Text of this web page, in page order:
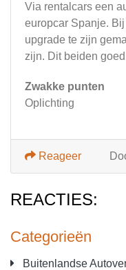
Categorieën
Buitenlandse
Via rentalcars een
europcar Spanje.
upgrade te zijn
zijn. Dit beiden
Zwakke punten
Oplichting
Reageer
REACTIES: